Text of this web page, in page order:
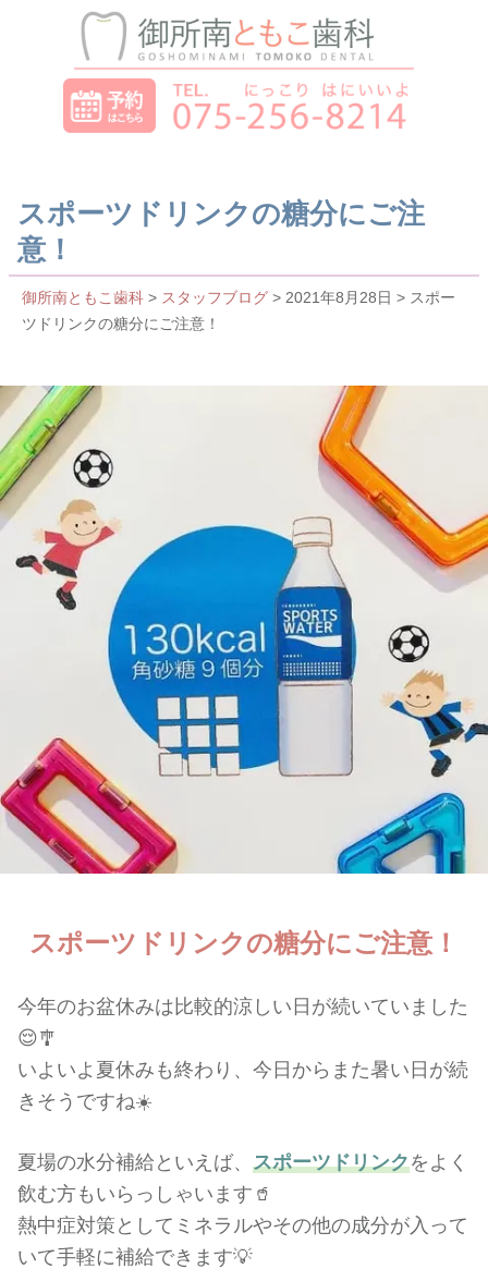
スポーツドリンクの糖分にご注
意！
御所南ともこ歯科 > スタッフブログ > 2021年8月28日 > スポー
ツドリンクの糖分にご注意！
スポーツドリンクの糖分にご注意！
今年のお盆休みは比較的涼しい日が続いていました
😌🎐
いよいよ夏休みも終わり、今日からまた暑い日が続
きそうですね☀️
夏場の水分補給といえば、 スポーツドリンクをよく
飲む方もいらっしゃいます🥤
熱中症対策としてミネラルやその他の成分が入って
いて手軽に補給できます💡